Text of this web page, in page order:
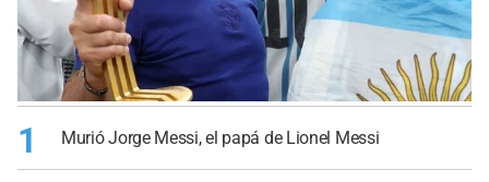
1 Murió Jorge Messi, el papá de Lionel Messi